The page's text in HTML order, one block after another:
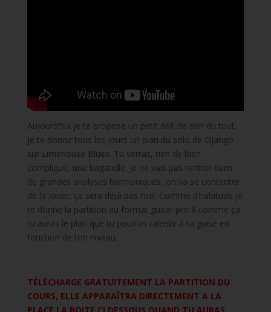
Aujourd’hui je te propose un petit défi de rien du tout.
Je te donne tous les jours un plan du solo de Django
sur Limehouse Blues. Tu verras, rien de bien
compliqué, une bagatelle. Je ne vais pas rentrer dans
de grandes analyses harmoniques, on va se contenter
de la jouer, ça sera déjà pas mal. Comme d’habitude je
te donne la partition au format guitar pro 8 comme ça
tu auras le plan que tu pourras ralentir à ta guise en
fonction de ton niveau.
TÉLÉCHARGE GRATUITEMENT LA PARTITION DU
COURS, ELLE APPARAÎTRA DIRECTEMENT A LA